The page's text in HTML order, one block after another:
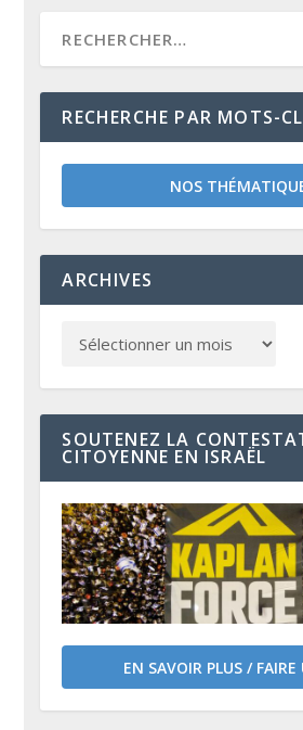
RECHERCHE PAR MOTS-
NOS
ARCHIVES
SOUTENEZ LA
CITOYENNE EN ISRAËL
EN SAVOIR PLUS /